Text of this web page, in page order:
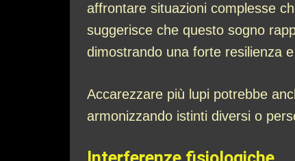
affrontare situazioni complesse
suggerisce che questo sogno
dimostrando una forte resilienza
Accarezzare più lupi potrebbe
armonizzando istinti diversi o